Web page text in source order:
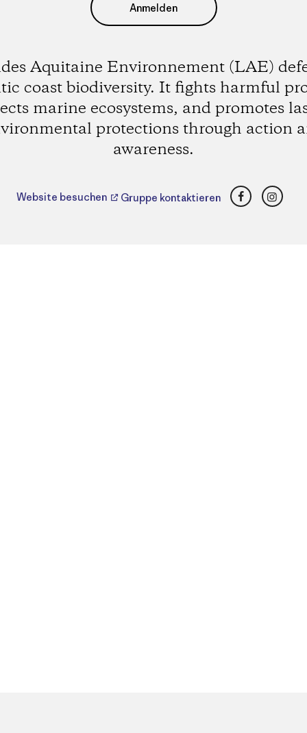
Anmelden
Aquitaine Environnement (LAE)
coast biodiversity. It fights harmful
marine ecosystems, and promotes
protections through action
awareness.
Website besuchen Gruppe kontaktieren Facebook